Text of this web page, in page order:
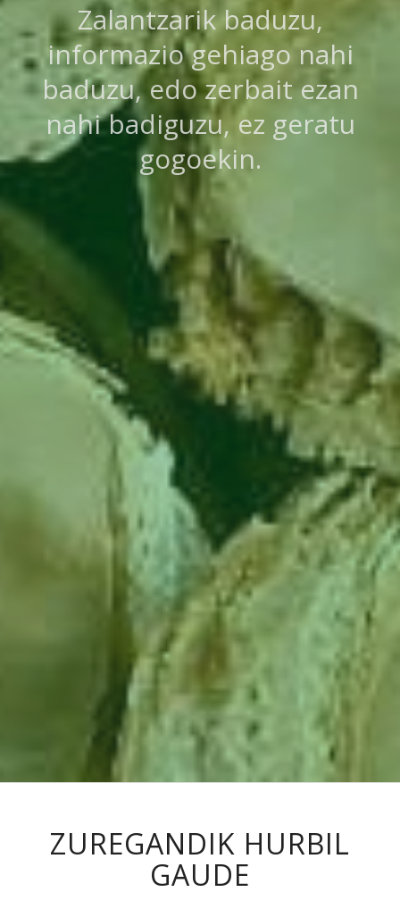
Zalantzarik baduzu,
informazio gehiago nahi
baduzu, edo zerbait ezan
nahi badiguzu, ez geratu
gogoekin.
ZUREGANDIK HURBIL
GAUDE